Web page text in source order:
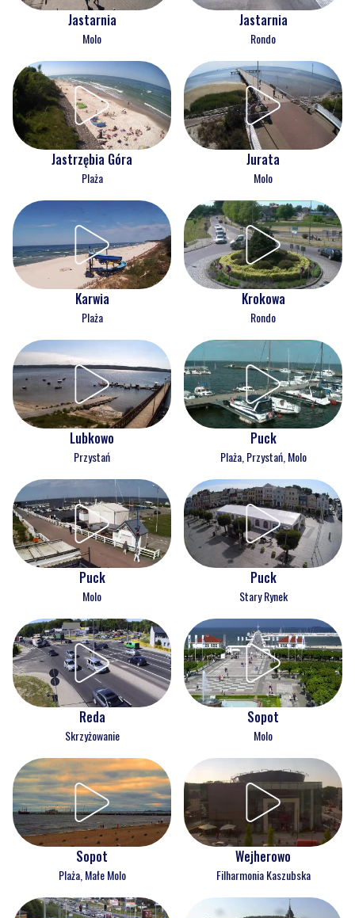
Jastarnia
Molo
Jastarnia
Rondo
Jastrzębia Góra
Plaża
Jurata
Molo
Karwia
Plaża
Krokowa
Rondo
Lubkowo
Przystań
Puck
Plaża, Przystań, Molo
Puck
Molo
Puck
Stary Rynek
Reda
Skrzyżowanie
Sopot
Molo
Sopot
Plaża, Małe Molo
Wejherowo
Filharmonia Kaszubska